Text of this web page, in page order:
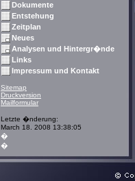
Dokumente
Entstehung
Zeitplan
Neues
Analysen und Hintergr�nde
Links
Impressum und Kontakt
Sitemap
Druckversion
Mailformular
Letzte �nderung:
March 18. 2008 13:38:05
�
�